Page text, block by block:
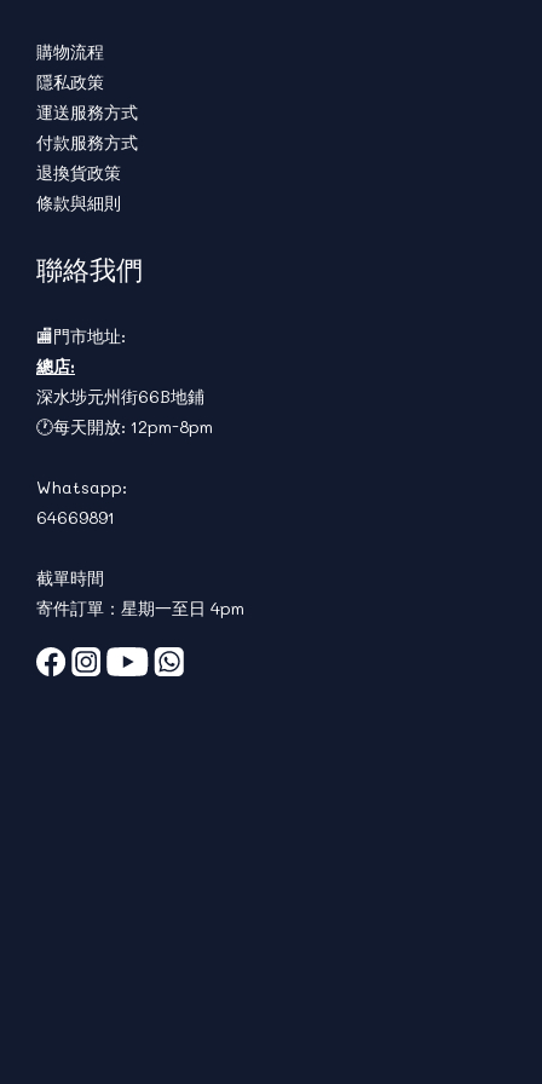
購物流程
隱私政策
運送服務方式
付款服務方式
退換貨政策
條款與細則
聯絡我們
🏬門市地址:
總店:
深水埗元州街66B地鋪
🕐每天開放: 12pm-8pm
Whatsapp:
64669891
截單時間
寄件訂單：星期一至日 4pm